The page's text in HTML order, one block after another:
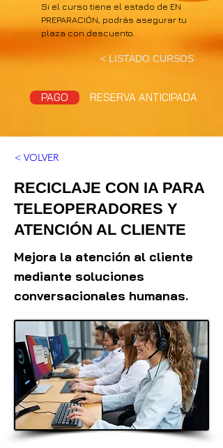
Si el curso tiene el estado de EN
PREPARACIÓN, podrás asegurar tu
plaza con descuento.
< LISTADO CURSOS
PAGO RESERVA ANTICIPADA
< VOLVER
RECICLAJE CON IA PARA
TELEOPERADORES Y
ATENCIÓN AL CLIENTE
Mejora la atención al cliente
mediante soluciones
conversacionales humanas.